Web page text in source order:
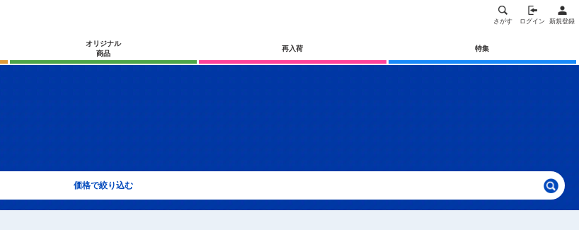
さがす ログイン 新規登録
オリジナル
商品
再入荷 特集
価格で絞り込む